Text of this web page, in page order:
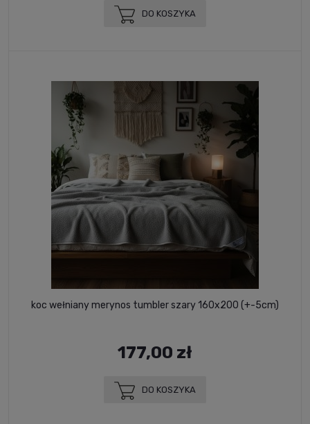
DO KOSZYKA
koc wełniany merynos tumbler szary 160x200 (+-5cm)
177,00 zł
DO KOSZYKA